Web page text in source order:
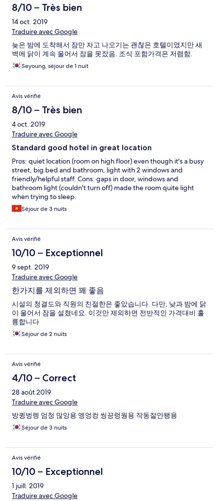
8/10 – Très bien
14 oct. 2019
Traduire avec Google
늦은 밤에 도착해서 잠만 자고 나오기는 괜찮은 호텔이였지만 새
벽에 닭이 계속 울어서 잠을 못잤음. 조식 포함가격은 저렴함.
Seyoung, séjour de 1 nuit
Avis vérifié
8/10 – Très bien
4 oct. 2019
Traduire avec Google
Standard good hotel in great location
Pros: quiet location (room on high floor) even though it's a busy
street, big bed and bathroom, light with 2 windows and
friendly/helpful staff. Cons: gaps in door, windows and
bathroom light (couldn't turn off) made the room quite light
when trying to sleep.
Séjour de 3 nuits
Avis vérifié
10/10 – Exceptionnel
9 sept. 2019
Traduire avec Google
한가지를 제외하면 꽤 좋음
시설의 청결도와 직원의 친절한은 좋았습니다. 다만, 낮과 밤에 닭
이 울어서 잠을 설쳤네요. 이것만 제외하면 전반적인 가격대비 훌
륭합니다
Séjour de 2 nuits
Avis vérifié
4/10 – Correct
28 août 2019
Traduire avec Google
방큉벙렝 엄청 많앙용 엥엉컹 씽끙렁웡용 작동잘안됑용
Séjour de 3 nuits
Avis vérifié
10/10 – Exceptionnel
1 juill. 2019
Traduire avec Google